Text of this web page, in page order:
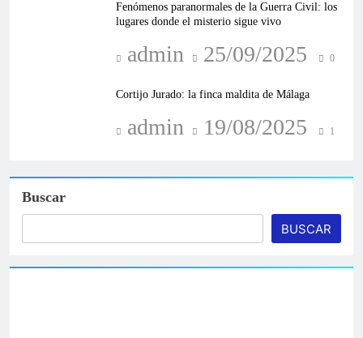
Fenómenos paranormales de la Guerra Civil: los
lugares donde el misterio sigue vivo
admin 25/09/2025 0
Cortijo Jurado: la finca maldita de Málaga
admin 19/08/2025 1
Buscar
BUSCAR